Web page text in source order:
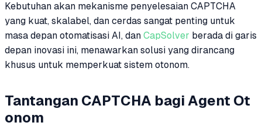
Kebutuhan akan mekanisme penyelesaian CAPTCHA
yang kuat, skalabel, dan cerdas sangat penting untuk
masa depan otomatisasi AI, dan CapSolver berada di garis
depan inovasi ini, menawarkan solusi yang dirancang
khusus untuk memperkuat sistem otonom.
Tantangan CAPTCHA bagi Agent Ot
onom